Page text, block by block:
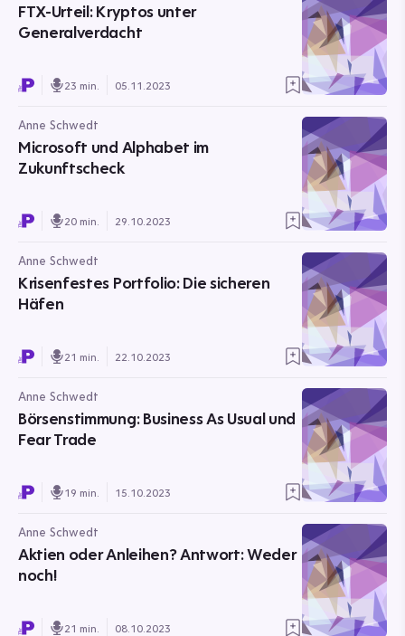
FTX-Urteil: Kryptos unter
Generalverdacht
23 min. 05.11.2023
Anne Schwedt
Microsoft und Alphabet im
Zukunftscheck
20 min. 29.10.2023
Anne Schwedt
Krisenfestes Portfolio: Die sicheren
Häfen
21 min. 22.10.2023
Anne Schwedt
Börsenstimmung: Business As Usual und
Fear Trade
19 min. 15.10.2023
Anne Schwedt
Aktien oder Anleihen? Antwort: Weder
noch!
21 min. 08.10.2023